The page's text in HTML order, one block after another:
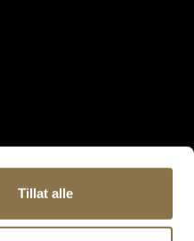
Tillat alle